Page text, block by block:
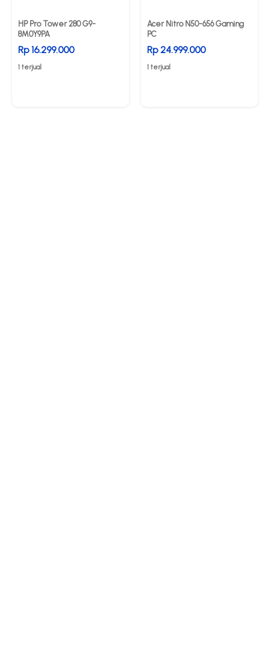
HP Pro Tower 280 G9-
8M0Y9PA
Rp 16.299.000
1 terjual
Acer Nitro N50-656 Gaming
PC
Rp 24.999.000
1 terjual